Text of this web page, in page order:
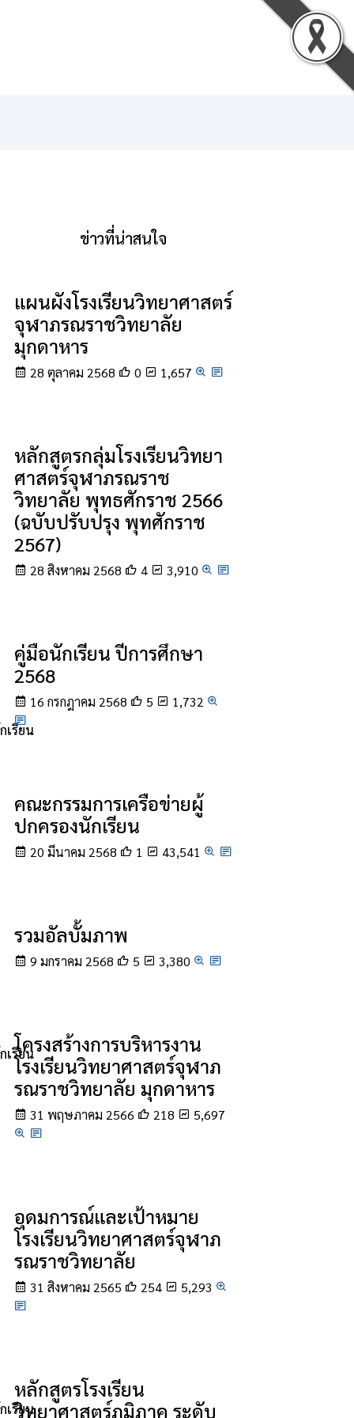
เรียน
เรียน
เรียน
ข่าวที่น่าสนใจ
แผนผังโรงเรียนวิทยาศาสตร์
จุฬาภรณราชวิทยาลัย
มุกดาหาร
28 ตุลาคม 2568 0 1,657
หลักสูตรกลุ่มโรงเรียนวิทยา
ศาสตร์จุฬาภรณราช
วิทยาลัย พุทธศักราช 2566
(ฉบับปรับปรุง พุทศักราช
2567)
28 สิงหาคม 2568 4 3,910
คู่มือนักเรียน ปีการศึกษา
2568
16 กรกฎาคม 2568 5 1,732
คณะกรรมการเครือข่ายผู้
ปกครองนักเรียน
20 มีนาคม 2568 1 43,541
รวมอัลบั้มภาพ
9 มกราคม 2568 5 3,380
โครงสร้างการบริหารงาน
โรงเรียนวิทยาศาสตร์จุฬาภ
รณราชวิทยาลัย มุกดาหาร
31 พฤษภาคม 2566 218 5,697
อุดมการณ์และเป้าหมาย
โรงเรียนวิทยาศาสตร์จุฬาภ
รณราชวิทยาลัย
31 สิงหาคม 2565 254 5,293
หลักสูตรโรงเรียน
วิทยาศาสตร์ภูมิภาค ระดับ